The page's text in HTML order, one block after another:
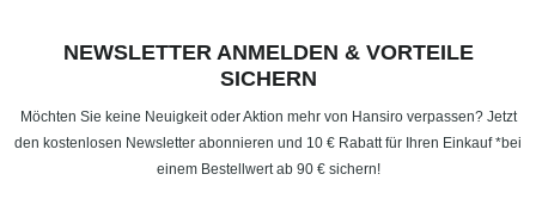
NEWSLETTER ANMELDEN & VORTEILE
SICHERN
Möchten Sie keine Neuigkeit oder Aktion mehr von Hansiro verpassen? Jetzt
den kostenlosen Newsletter abonnieren und 10 € Rabatt für Ihren Einkauf *bei
einem Bestellwert ab 90 € sichern!